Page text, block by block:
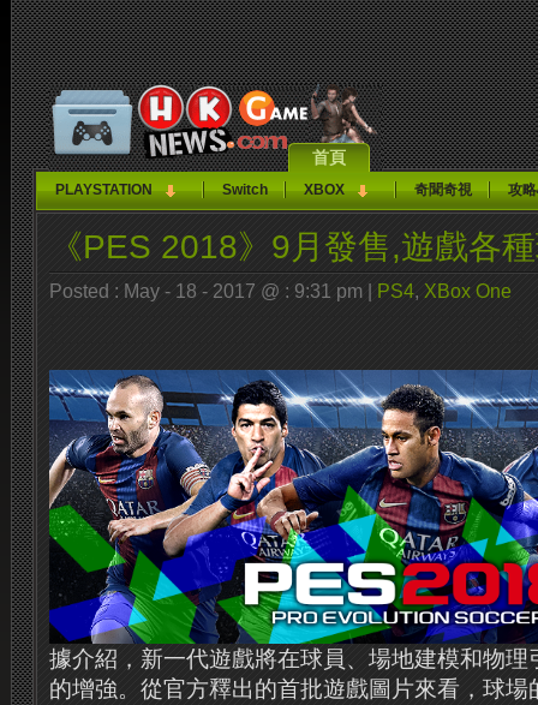
首頁
PLAYSTATION Switch XBOX 奇聞奇視 攻
《PES 2018》9月發售,遊戲各
Posted : May - 18 - 2017 @ : 9:31 pm | PS4, XBox One
據介紹，新一代遊戲將在球員、場地建模和物理
的增強。從官方釋出的首批遊戲圖片來看，球